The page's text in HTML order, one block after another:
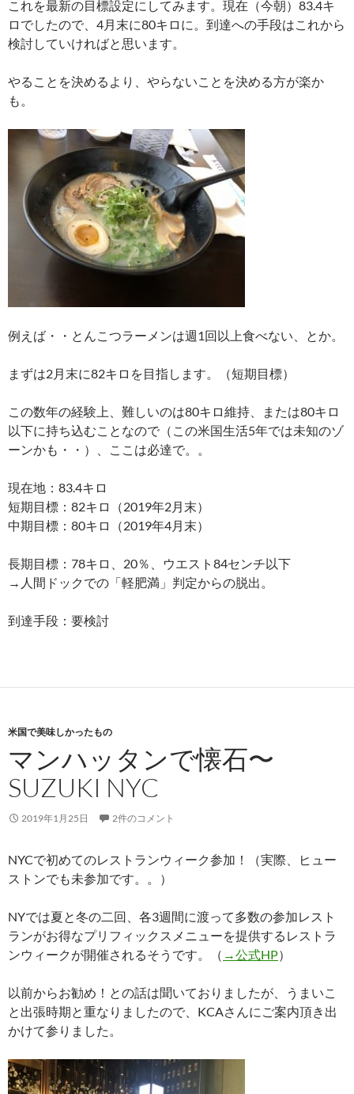
これを最新の目標設定にしてみます。現在（今朝）83.4キ
ロでしたので、4月末に80キロに。到達への手段はこれから
検討していければと思います。
やることを決めるより、やらないことを決める方が楽か
も。
例えば・・とんこつラーメンは週1回以上食べない、とか。
まずは2月末に82キロを目指します。（短期目標）
この数年の経験上、難しいのは80キロ維持、または80キロ
以下に持ち込むことなので（この米国生活5年では未知のゾ
ーンかも・・）、ここは必達で。。
現在地：83.4キロ
短期目標：82キロ（2019年2月末）
中期目標：80キロ（2019年4月末）
長期目標：78キロ、20％、ウエスト84センチ以下
→人間ドックでの「軽肥満」判定からの脱出。
到達手段：要検討
米国で美味しかったもの
マンハッタンで懐石〜
SUZUKI NYC
2019年1月25日 2件のコメント
NYCで初めてのレストランウィーク参加！（実際、ヒュー
ストンでも未参加です。。）
NYでは夏と冬の二回、各3週間に渡って多数の参加レスト
ランがお得なプリフィックスメニューを提供するレストラ
ンウィークが開催されるそうです。（ →公式HP）
以前からお勧め！との話は聞いておりましたが、うまいこ
と出張時期と重なりましたので、KCAさんにご案内頂き出
かけて参りました。